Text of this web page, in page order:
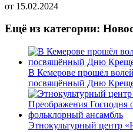
от 15.02.2024
Ещё из категории:
В Кемерове прошёл
посвящённый Дню
Этнокультурный центр